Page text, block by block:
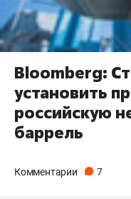
Bloomberg:
установить
российскую
баррель
Комментарии 7